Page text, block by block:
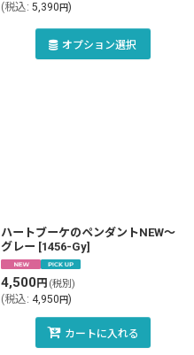
(税込: 5,390円)
オプション選択
ハートブーケのペンダントNEW〜
グレー [1456-Gy]
4,500円 (税別)
(税込: 4,950円)
カートに入れる